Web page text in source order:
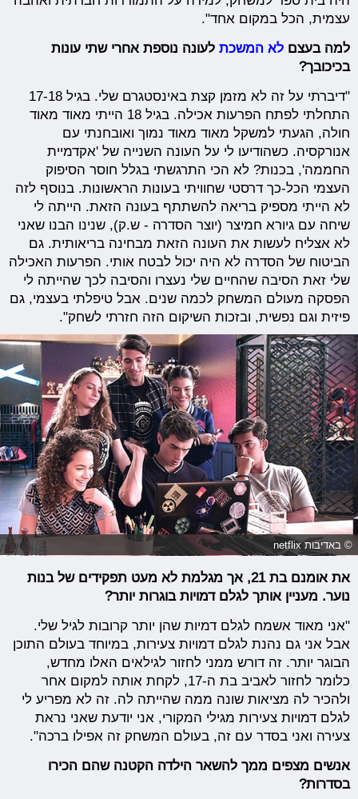
עצמית, הכל במקום אחד".
למה בעצםלא המשכת לעונה נוספת אחרי שתי עונות
בכיכובך?
"דיברתי על זה לא מזמן קצת באינסטגרם שלי. בגיל 17-18
התחלתי לפתח הפרעות אכילה. בגיל 18 הייתי מאוד מאוד
חולה, הגעתי למשקל מאוד מאוד נמוך ואובחנתי עם
אנורקסיה. כשהודיעו לי על העונה השנייה של 'אקדמיית
החממה', בכנות? לא הכי התרגשתי בגלל חוסר הסיפוק
העצמי הכל-כך דרסטי שחוויתי בעונות הראשונות. בנוסף לזה
לא הייתי מספיק בריאה להשתתף בעונה הזאת. הייתה לי
שיחה עם גיורא חמיצר (יוצר הסדרה - ש.ק), שנינו הבנו שאני
לא אצליח לעשות את העונה הזאת מבחינה בריאותית. גם
הביטוח של הסדרה לא היה יכול לבטח אותי. הפרעות האכילה
שלי זאת הסיבה שהחיים שלי נעצרו והסיבה לכך שהייתה לי
הפסקה מעולם המשחק לכמה שנים. אבל טיפלתי בעצמי, גם
פיזית וגם נפשית, ובזכות השיקום הזה חזרתי לשחק".
© באדיבות netflix
את אומנם בת 21, אך מגלמת לא מעט תפקידים של בנות
נוער. מעניין אותך לגלם דמויות בוגרות יותר?
"אני מאוד אשמח לגלם דמיות שהן יותר קרובות לגיל שלי.
אבל אני גם נהנת לגלם דמויות צעירות, במיוחד בעולם התוכן
הבוגר יותר. זה דורש ממני לחזור לגילאים האלו מחדש,
כלומר לחזור לאביב בת ה-17, לקחת אותה למקום אחר
ולהכיר לה מציאות שונה ממה שהייתה לה. זה לא מפריע לי
לגלם דמויות צעירות מגילי המקורי, אני יודעת שאני נראת
צעירה ואני בסדר עם זה, בעולם המשחק זה אפילו ברכה".
אנשים מצפים ממך להשאר הילדה הקטנה שהם הכירו
בסדרות?